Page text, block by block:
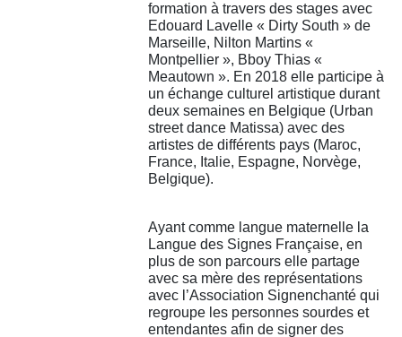
formation à travers des stages avec
Edouard Lavelle « Dirty South » de
Marseille, Nilton Martins «
Montpellier », Bboy Thias «
Meautown ». En 2018 elle participe à
un échange culturel artistique durant
deux semaines en Belgique (Urban
street dance Matissa) avec des
artistes de différents pays (Maroc,
France, Italie, Espagne, Norvège,
Belgique).
Ayant comme langue maternelle la
Langue des Signes Française, en
plus de son parcours elle partage
avec sa mère des représentations
avec l’Association Signenchanté qui
regroupe les personnes sourdes et
entendantes afin de signer des